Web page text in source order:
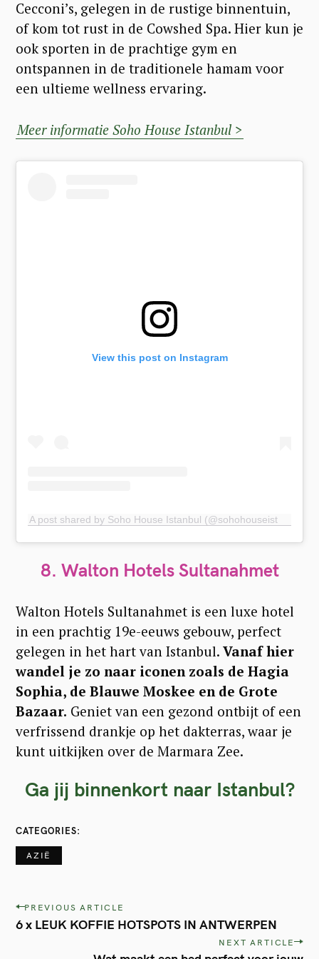
Cecconi’s, gelegen in de rustige binnentuin,
of kom tot rust in de Cowshed Spa. Hier kun je
ook sporten in de prachtige gym en
ontspannen in de traditionele hamam voor
een ultieme wellness ervaring.
Meer informatie Soho House Istanbul >
View this post on Instagram
8. Walton Hotels Sultanahmet
Walton Hotels Sultanahmet is een luxe hotel
in een prachtig 19e-eeuws gebouw, perfect
gelegen in het hart van Istanbul. Vanaf hier
wandel je zo naar iconen zoals de Hagia
Sophia, de Blauwe Moskee en de Grote
Bazaar. Geniet van een gezond ontbijt of een
verfrissend drankje op het dakterras, waar je
kunt uitkijken over de Marmara Zee.
Ga jij binnenkort naar Istanbul?
CATEGORIES
AZIË
P
o
PREVIOUS ARTICLE
6 x LEUK KOFFIE HOTSPOTS IN ANTWERPEN
NEXT ARTICLE